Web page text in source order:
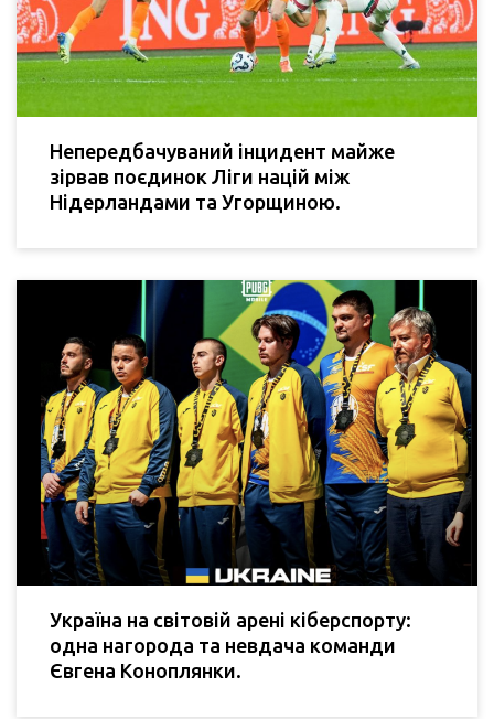
Непередбачуваний інцидент майже
зірвав поєдинок Ліги націй між
Нідерландами та Угорщиною.
Україна на світовій арені кіберспорту:
одна нагорода та невдача команди
Євгена Коноплянки.